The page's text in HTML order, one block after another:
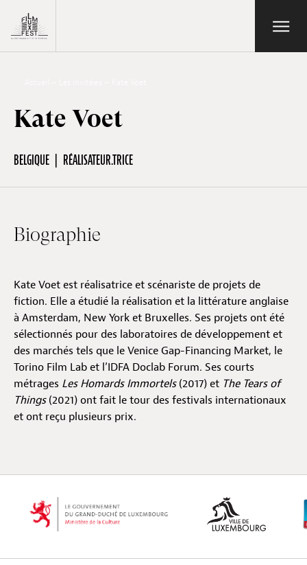
Lux Film Festival
Édition 2026
Festival
Hors-Festival
Infos pratiques
Kate Voet
BELGIQUE RÉALISATEUR.TRICE
Biographie
Kate Voet est réalisatrice et scénariste de projets de
fiction. Elle a étudié la réalisation et la littérature anglaise
à Amsterdam, New York et Bruxelles. Ses projets ont été
sélectionnés pour des laboratoires de développement et
des marchés tels que le Venice Gap-Financing Market, le
Torino Film Lab et l’IDFA Doclab Forum. Ses courts
métrages Les Homards Immortels(2017) et The Tears of
Things(2021) ont fait le tour des festivals internationaux
et ont reçu plusieurs prix.